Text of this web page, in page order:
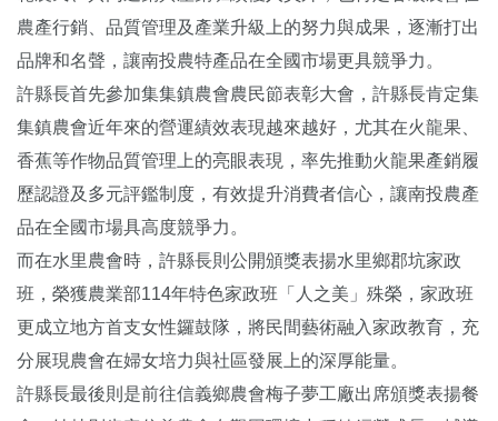
農產行銷、品質管理及產業升級上的努力與成果，逐漸打出
品牌和名聲，讓南投農特產品在全國市場更具競爭力。
許縣長首先參加集集鎮農會農民節表彰大會，許縣長肯定集
集鎮農會近年來的營運績效表現越來越好，尤其在火龍果、
香蕉等作物品質管理上的亮眼表現，率先推動火龍果產銷履
歷認證及多元評鑑制度，有效提升消費者信心，讓南投農產
品在全國市場具高度競爭力。
而在水里農會時，許縣長則公開頒獎表揚水里鄉郡坑家政
班，榮獲農業部114年特色家政班「人之美」殊榮，家政班
更成立地方首支女性鑼鼓隊，將民間藝術融入家政教育，充
分展現農會在婦女培力與社區發展上的深厚能量。
許縣長最後則是前往信義鄉農會梅子夢工廠出席頒獎表揚餐